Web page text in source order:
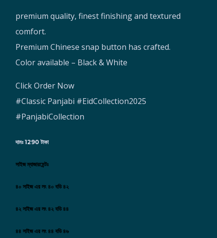
premium quality, finest finishing and textured
comfort.
Premium Chinese snap button has crafted.
Color available – Black & White
Click Order Now
#Classic Panjabi #EidCollection2025
#PanjabiCollection
দামঃ 1290 টাকা
সাইজ ম্যাজারমেন্টঃ
৪০ সাইজ এর লং ৪০ বডি ৪২
৪২ সাইজ এর লং ৪২ বডি ৪৪
৪৪ সাইজ এর লং ৪৪ বডি ৪৬